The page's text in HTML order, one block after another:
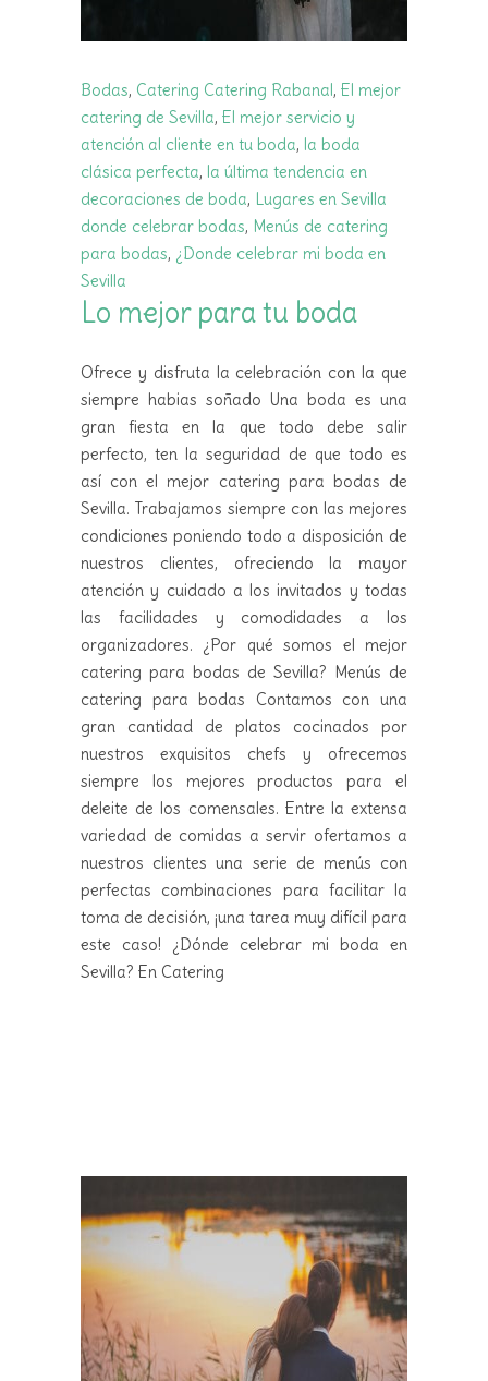
Bodas, Catering Catering Rabanal, El mejor
catering de Sevilla, El mejor servicio y
atención al cliente en tu boda, la boda
clásica perfecta, la última tendencia en
decoraciones de boda, Lugares en Sevilla
donde celebrar bodas, Menús de catering
para bodas, ¿Donde celebrar mi boda en
Sevilla
Lo mejor para tu boda
Ofrece y disfruta la celebración con la que
siempre habias soñado Una boda es una
gran fiesta en la que todo debe salir
perfecto, ten la seguridad de que todo es
así con el mejor catering para bodas de
Sevilla. Trabajamos siempre con las mejores
condiciones poniendo todo a disposición de
nuestros clientes, ofreciendo la mayor
atención y cuidado a los invitados y todas
las facilidades y comodidades a los
organizadores. ¿Por qué somos el mejor
catering para bodas de Sevilla? Menús de
catering para bodas Contamos con una
gran cantidad de platos cocinados por
nuestros exquisitos chefs y ofrecemos
siempre los mejores productos para el
deleite de los comensales. Entre la extensa
variedad de comidas a servir ofertamos a
nuestros clientes una serie de menús con
perfectas combinaciones para facilitar la
toma de decisión, ¡una tarea muy difícil para
este caso! ¿Dónde celebrar mi boda en
Sevilla? En Catering